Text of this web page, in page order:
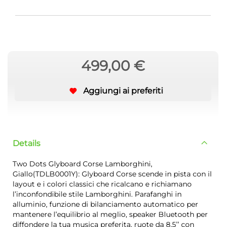
499,00 €
Aggiungi ai preferiti
Details
Two Dots Glyboard Corse Lamborghini,
Giallo(TDLB0001Y): Glyboard Corse scende in pista con il
layout e i colori classici che ricalcano e richiamano
l’inconfondibile stile Lamborghini. Parafanghi in
alluminio, funzione di bilanciamento automatico per
mantenere l’equilibrio al meglio, speaker Bluetooth per
diffondere la tua musica preferita, ruote da 8.5’’ con